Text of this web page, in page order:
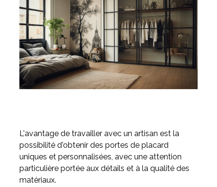
L'avantage de travailler avec un artisan est la
possibilité d'obtenir des portes de placard
uniques et personnalisées, avec une attention
particulière portée aux détails et à la qualité des
matériaux.